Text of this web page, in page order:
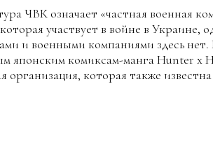
ЧВК означает «частная военная
участвует в войне в Украине,
и военными компаниями здесь нет.
японским комиксам-манга Hunter x
организация, которая также